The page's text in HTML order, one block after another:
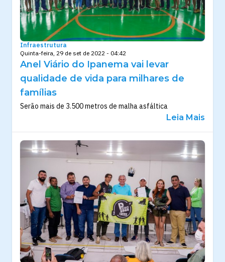
Infraestrutura
Quinta-feira, 29 de set de 2022 - 04:42
Anel Viário do Ipanema vai levar
qualidade de vida para milhares de
famílias
Serão mais de 3.500 metros de malha asfáltica
Leia Mais